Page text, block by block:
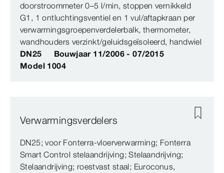
doorstroommeter 0–5 l/min, stoppen vernikkeld
G1, 1 ontluchtingsventiel en 1 vul/aftapkraan per
verwarmingsgroepenverdelerbalk, thermometer,
wandhouders verzinkt/geluidsgeïsoleerd, handwiel
DN25
Bouwjaar 11/2006 - 07/2015
Model 1004
Verwarmingsverdelers
DN25; voor Fonterra-vloerverwarming; Fonterra
Smart Control stelaandrijving; Stelaandrijving;
Stelaandrijving; roestvast staal; Euroconus,